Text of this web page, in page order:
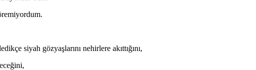
siyah gözyaşlarını nehirlere akıttığını,